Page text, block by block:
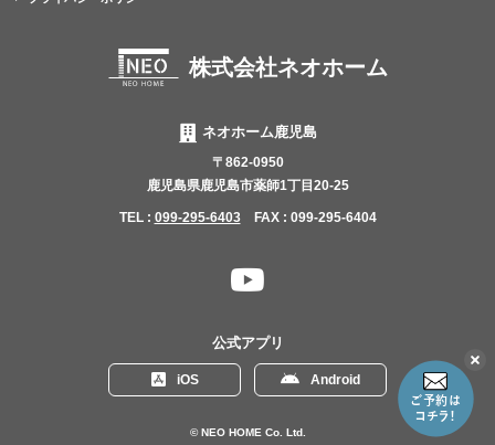
こ
株式会社ネオホーム
ネオホーム鹿児島
〒862-0950
鹿児島県鹿児島市薬師1丁目20-25
TEL : 099-295-6403 FAX : 099-295-6404
ン
ネ
ル
公式アプリ
iOS Android
© NEO HOME Co. Ltd.